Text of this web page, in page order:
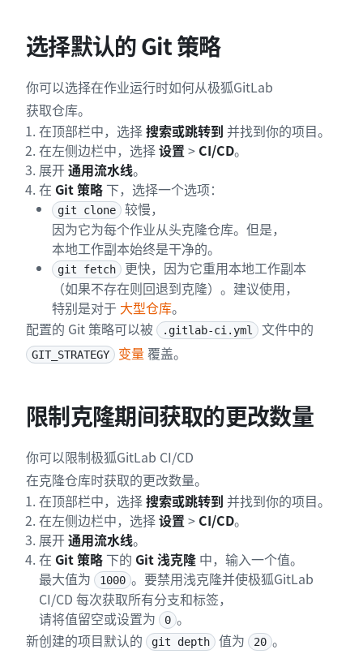
选择默认的 Git 策略
你可以选择在作业运行时如何从极狐GitLab
获取仓库。
在顶部栏中，选择搜索或跳转到 并找到你的项目。
在左侧边栏中，选择设置 > CI/CD。
展开通用流水线。
在 Git 策略 下，选择一个选项：
git clone
较慢，
因为它为每个作业从头克隆仓库。但是，
本地工作副本始终是干净的。
git fetch
更快，因为它重用本地工作副本
（如果不存在则回退到克隆）。建议使用，
特别是对于 大型仓库。
配置的 Git 策略可以被
.gitlab-ci.yml 文件中的
GIT_STRATEGY 变量覆盖。
限制克隆期间获取的更改数量
你可以限制极狐GitLab CI/CD
在克隆仓库时获取的更改数量。
在顶部栏中，选择搜索或跳转到 并找到你的项目。
在左侧边栏中，选择设置 > CI/CD。
展开通用流水线。
在 Git 策略 下的 Git 浅克隆 中，输入一个值。
最大值为
1000 。要禁用浅克隆并使极狐GitLab
CI/CD 每次获取所有分支和标签，
请将值留空或设置为
0 。
新创建的项目默认的
git depth 值为 20 。